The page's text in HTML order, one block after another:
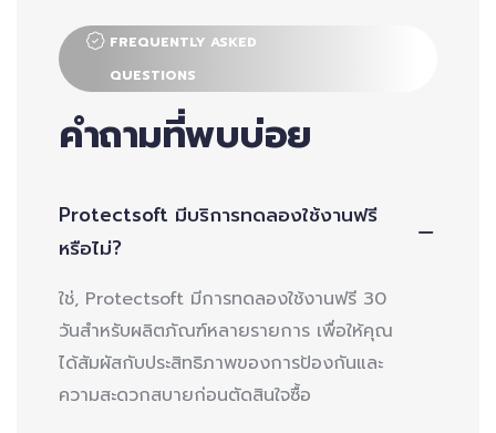
FREQUENTLY ASKED
QUESTIONS
คำถามที่พบบ่อย
Protectsoft มีบริการทดลองใช้งานฟรี
หรือไม่?
ใช่, Protectsoft มีการทดลองใช้งานฟรี 30
วันสำหรับผลิตภัณฑ์หลายรายการ เพื่อให้คุณ
ได้สัมผัสกับประสิทธิภาพของการป้องกันและ
ความสะดวกสบายก่อนตัดสินใจซื้อ